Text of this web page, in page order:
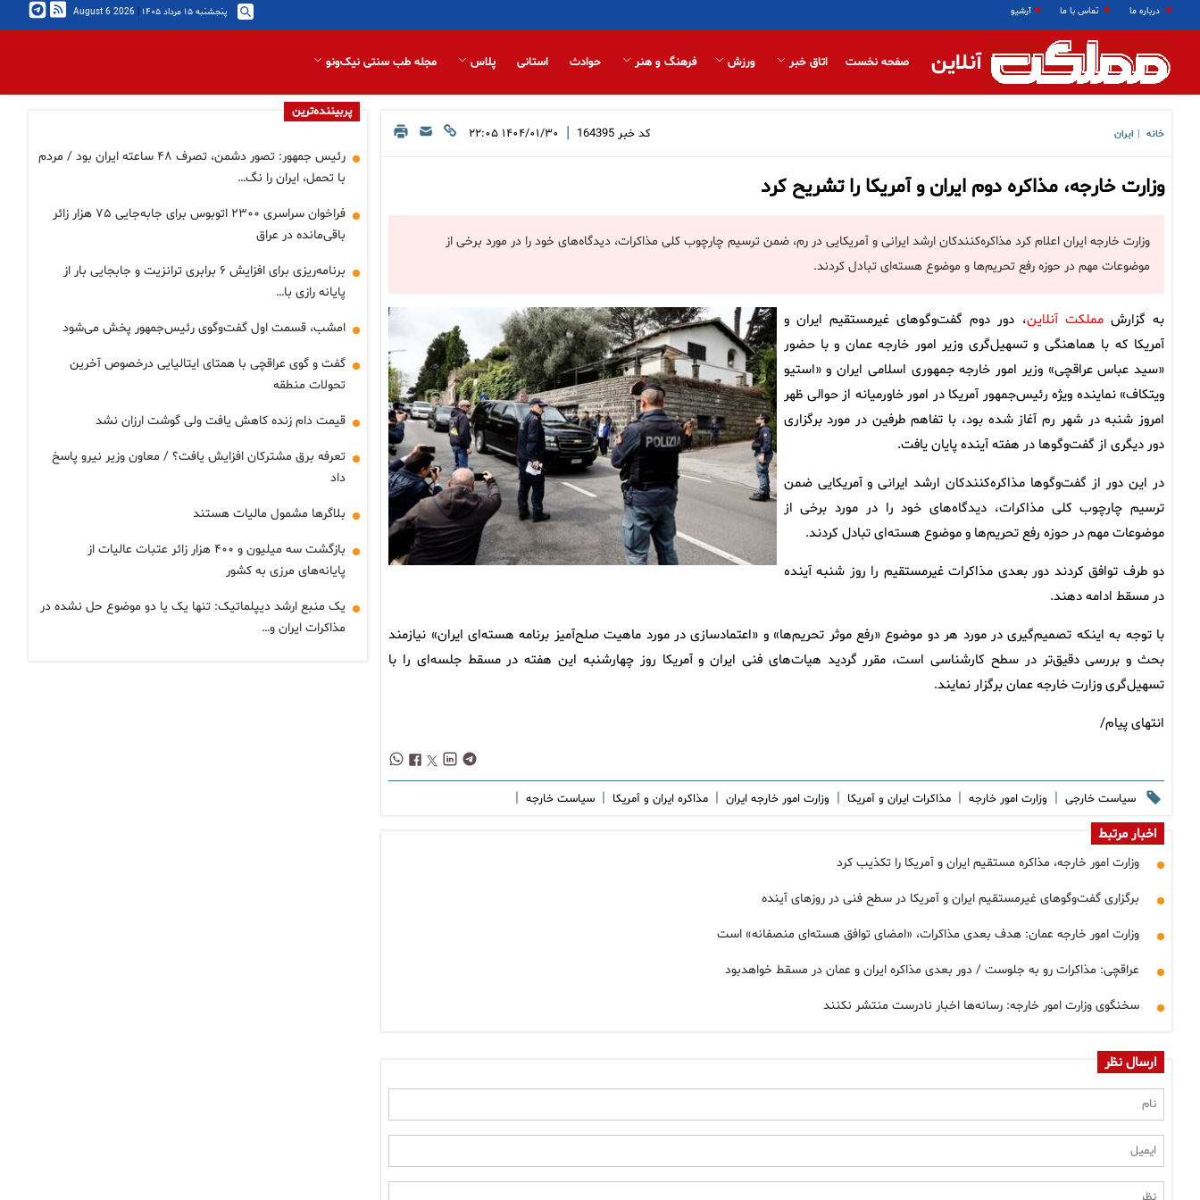
درباره ما تماس با ما آرشیو پنجشنبه ۱۵ مرداد ۱۴۰۵ |
2026 August 6
آنلاین صفحه نخست اتاق خبر ورزش فرهنگ و هنر حوادث استانی پلاس مجله طب سنتی نیک‌ونو
خانه ایران کد خبر 164395
| ۱۴۰۴/۰۱/۳۰ ۲۲:۰۵
وزارت خارجه، مذاکره دوم ایران و آمریکا را تشریح کرد
وزارت خارجه ایران اعلام کرد مذاکره‌کنندکان ارشد ایرانی و آمریکایی در رم، ضمن ترسیم چارچوب کلی مذاکرات، دیدگاه‌های خود را در مورد برخی از
موضوعات مهم در حوزه رفع تحریم‌ها و موضوع هسته‌ای تبادل کردند.
به گزارشمملکت آنلاین، دور دوم گفت‌وگوهای غیرمستقیم ایران و
آمریکا که با هماهنگی و تسهیل‌گری وزیر امور خارجه عمان و با حضور
«سید عباس عراقچی» وزیر امور خارجه جمهوری اسلامی ایران و «استیو
ویتکاف» نماینده ویژه رئیس‌جمهور آمریکا در امور خاورمیانه از حوالی ظهر
امروز شنبه در شهر رم آغاز شده بود، با تفاهم طرفین در مورد برگزاری
دور دیگری از گفت‌وگوها در هفته آینده پایان یافت.
در این دور از گفت‌وگوها مذاکره‌کنندکان ارشد ایرانی و آمریکایی ضمن
ترسیم چارچوب کلی مذاکرات، دیدگاه‌های خود را در مورد برخی از
موضوعات مهم در حوزه رفع تحریم‌ها و موضوع هسته‌ای تبادل کردند.
دو طرف توافق کردند دور بعدی مذاکرات غیرمستقیم را روز شنبه آینده
در مسقط ادامه دهند.
با توجه به اینکه تصمیم‌گیری در مورد هر دو موضوع «رفع موثر تحریم‌ها» و «اعتمادسازی در مورد ماهیت صلح‌آمیز برنامه هسته‌ای ایران» نیازمند
بحث و بررسی دقیق‌تر در سطح کارشناسی است، مقرر گردید هیات‌های فنی ایران و آمریکا روز چهارشنبه این هفته در مسقط جلسه‌ای را با
تسهیل‌گری وزارت خارجه عمان برگزار نمایند.
انتهای پیام/
سیاست خارجی | وزارت امور خارجه | مذاکرات ایران و آمریکا | وزارت امور خارجه ایران | مذاکره ایران و آمریکا | سیاست خارجه |
اخبار مرتبط
وزارت امور خارجه، مذاکره مستقیم ایران و آمریکا را تکذیب کرد
برگزاری گفت‌وگوهای غیرمستقیم ایران و آمریکا در سطح فنی در روزهای آینده
وزارت امور خارجه عمان: هدف بعدی مذاکرات، «امضای توافق هسته‌ای منصفانه» است
عراقچی: مذاکرات رو به جلوست / دور بعدی مذاکره ایران و عمان در مسقط خواهدبود
سخنگوی وزارت امور خارجه: رسانه‌ها اخبار نادرست منتشر نکنند
ارسال نظر
پربیننده‌ترین
رئیس جمهور: تصور دشمن، تصرف ۴۸ ساعته ایران بود / مردم
با تحمل، ایران را نگ…
فراخوان سراسری ۲۳۰۰ اتوبوس برای جابه‌جایی ۷۵ هزار زائر
باقی‌مانده در عراق
برنامه‌ریزی برای افزایش ۶ برابری ترانزیت و جابجایی بار از
پایانه رازی با…
امشب، قسمت اول گفت‌وگوی رئیس‌جمهور پخش می‌شود
گفت و گوی عراقچی با همتای ایتالیایی درخصوص آخرین
تحولات منطقه
قیمت دام زنده کاهش یافت ولی گوشت ارزان نشد
تعرفه برق مشترکان افزایش یافت؟ / معاون وزیر نیرو پاسخ
داد
بلاگرها مشمول مالیات هستند
بازگشت سه میلیون و ۴۰۰ هزار زائر عتبات عالیات از
پایانه‌های مرزی به کشور
یک منبع ارشد دیپلماتیک: تنها یک یا دو موضوع حل نشده در
مذاکرات ایران و…